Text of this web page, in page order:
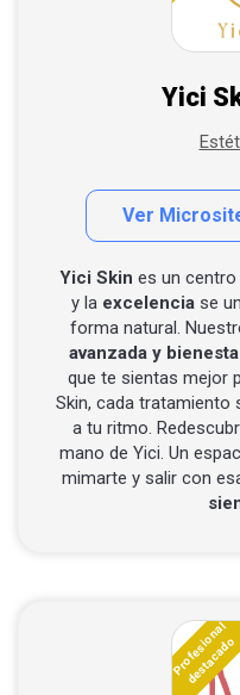
Yici
Ver
Yici Skin es un
y la excelenciase
forma natural.
avanzada y
que te sientas mejor
Skin, cada tratamiento
a tu ritmo.
mano de Yici. Un
mimarte y salir con
Profesional
destacado